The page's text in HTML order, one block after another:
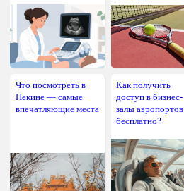
Что посмотреть в
Пекине — самые
впечатляющие места
Как получить
доступ в бизнес-
залы аэропортов
бесплатно?